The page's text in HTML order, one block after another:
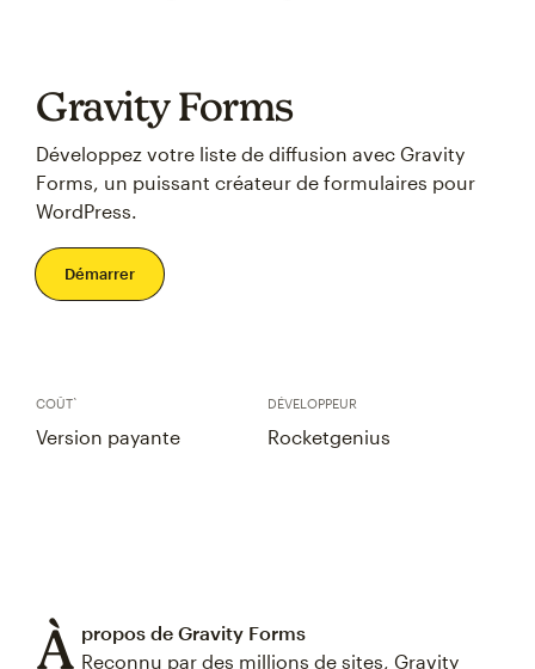
Gravity Forms
Développez votre liste de diffusion avec Gravity
Forms, un puissant créateur de formulaires pour
WordPress.
Démarrer
COÛT`
Version payante
DÉVELOPPEUR
Rocketgenius
À propos de Gravity Forms
Reconnu par des millions de sites, Gravity